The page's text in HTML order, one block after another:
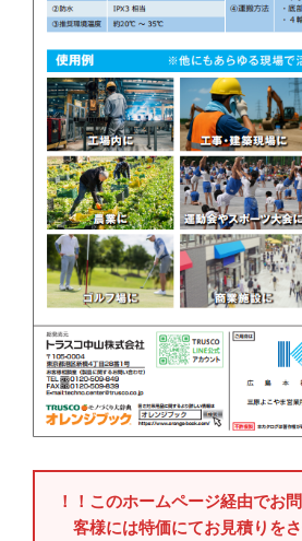
！！このホームページ経由でお
客様には特価にてお見積りを